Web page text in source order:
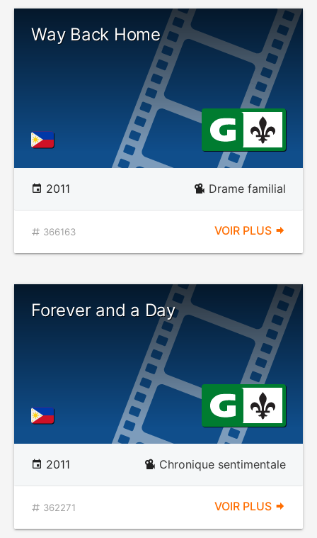
Way Back Home
2011 Drame familial
366163 VOIR PLUS
Forever and a Day
2011 Chronique sentimentale
362271 VOIR PLUS